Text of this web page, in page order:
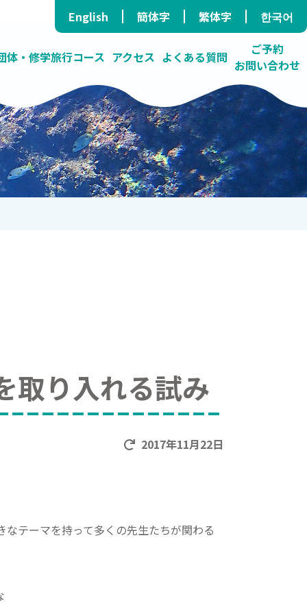
English 簡体字 繁体字 한국어
る海の学校 いろんな活動しています
ダイビングショップ 卓越したガイド力
率で青の洞窟へ
オンラインツアー 障がい者コース 料金表
体・修学旅行コース アクセス よくある質問
プライバシーポリシー
ご予約
お問い合わせ
/民泊）
取り入れる試み
2017年11月22日
テーマを持って多くの先生たちが関わる